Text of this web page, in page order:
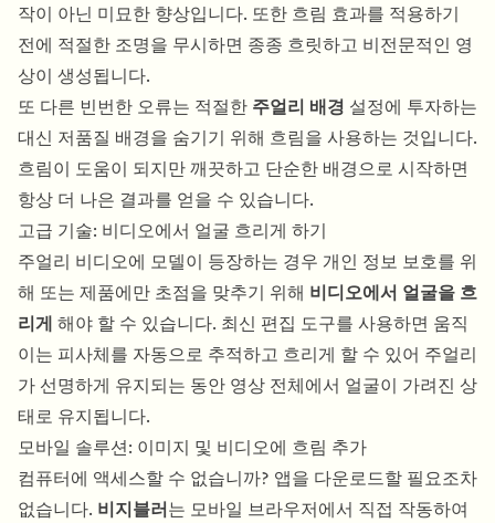
작이 아닌 미묘한 향상입니다. 또한 흐림 효과를 적용하기
전에 적절한 조명을 무시하면 종종 흐릿하고 비전문적인 영
상이 생성됩니다.
또 다른 빈번한 오류는 적절한 주얼리 배경 설정에 투자하는
대신 저품질 배경을 숨기기 위해 흐림을 사용하는 것입니다.
흐림이 도움이 되지만 깨끗하고 단순한 배경으로 시작하면
항상 더 나은 결과를 얻을 수 있습니다.
고급 기술: 비디오에서 얼굴 흐리게 하기
주얼리 비디오에 모델이 등장하는 경우 개인 정보 보호를 위
해 또는 제품에만 초점을 맞추기 위해 비디오에서 얼굴을 흐
리게 해야 할 수 있습니다. 최신 편집 도구를 사용하면 움직
이는 피사체를 자동으로 추적하고 흐리게 할 수 있어 주얼리
가 선명하게 유지되는 동안 영상 전체에서 얼굴이 가려진 상
태로 유지됩니다.
모바일 솔루션: 이미지 및 비디오에 흐림 추가
컴퓨터에 액세스할 수 없습니까? 앱을 다운로드할 필요조차
없습니다. 비지블러는 모바일 브라우저에서 직접 작동하여